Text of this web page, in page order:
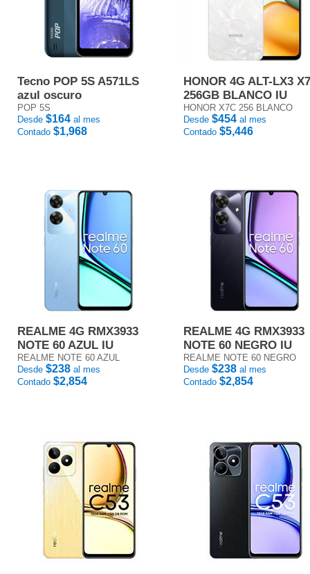
Tecno POP 5S A571LS
azul oscuro
POP 5S
Desde $164 al mes
Contado $1,968
HONOR 4G ALT-LX3
256GB BLANCO IU
HONOR X7C 256 BLANCO
Desde $454 al mes
Contado $5,446
REALME 4G RMX3933
NOTE 60 AZUL IU
REALME NOTE 60 AZUL
Desde $238 al mes
Contado $2,854
REALME 4G RMX3933
NOTE 60 NEGRO IU
REALME NOTE 60 NEGRO
Desde $238 al mes
Contado $2,854